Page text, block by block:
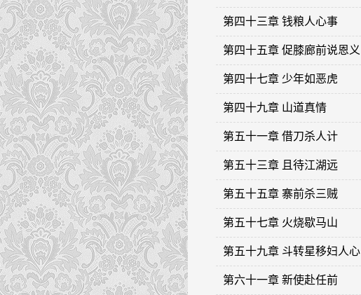
第四十三章 钱粮人心事
第四十五章 促膝廊前说恩义
第四十七章 少年如恶虎
第四十九章 山道真情
第五十一章 借刀杀人计
第五十三章 且待江湖远
第五十五章 寨前杀三贼
第五十七章 火烧歇马山
第五十九章 斗转星移妇人心
第六十一章 新使赴任前